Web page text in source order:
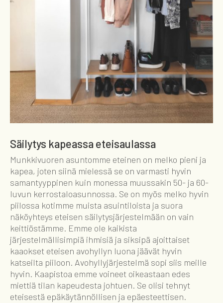
Säilytys kapeassa eteisaulassa
Munkkivuoren asuntomme eteinen on melko pieni ja
kapea, joten siinä mielessä se on varmasti hyvin
samantyyppinen kuin monessa muussakin 50- ja 60-
luvun kerrostaloasunnossa. Se on myös melko hyvin
piilossa kotimme muista asuintiloista ja suora
näköyhteys eteisen säilytysjärjestelmään on vain
keittiöstämme. Emme ole kaikista
järjestelmällisimpiä ihmisiä ja siksipä ajoittaiset
kaaokset eteisen avohyllyn luona jäävät hyvin
katseilta piiloon. Avohyllyjärjestelmä sopi siis meille
hyvin. Kaapistoa emme voineet oikeastaan edes
miettiä tilan kapeudesta johtuen. Se olisi tehnyt
eteisestä epäkäytännöllisen ja epäesteettisen.